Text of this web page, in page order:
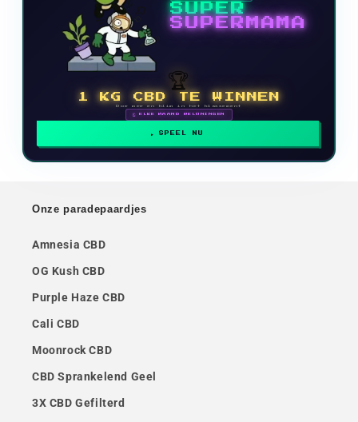
SUPER
SUPERMAMA
🏆
1 KG CBD TE WINNEN
Doe mee en klim in het klassement
🗓 ELKE MAAND BELONINGEN
SPEEL NU
Onze paradepaardjes
Amnesia CBD
OG Kush CBD
Purple Haze CBD
Cali CBD
Moonrock CBD
CBD Sprankelend Geel
3X CBD Gefilterd